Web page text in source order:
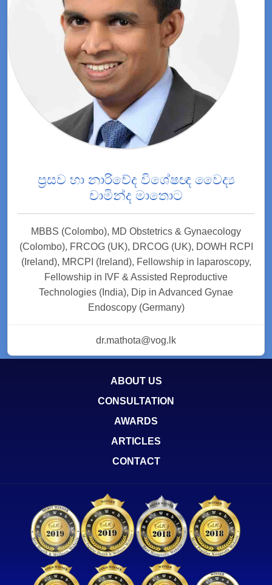
ප්‍රසව හා නාරිවේද විශේෂඥ වෛද්‍ය
චාමින්ද මාතොට
MBBS (Colombo), MD Obstetrics & Gynaecology
(Colombo), FRCOG (UK), DRCOG (UK), DOWH RCPI
(Ireland), MRCPI (Ireland), Fellowship in laparoscopy,
Fellowship in IVF & Assisted Reproductive
Technologies (India), Dip in Advanced Gynae
Endoscopy (Germany)
dr.mathota@vog.lk
ABOUT US
CONSULTATION
AWARDS
ARTICLES
CONTACT